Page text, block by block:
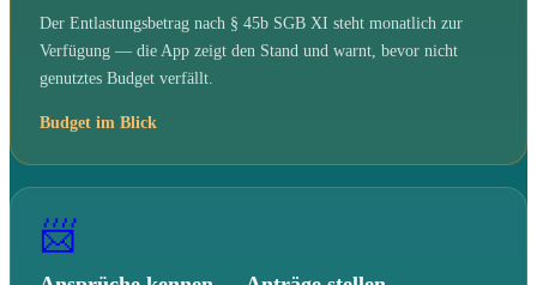
Der Entlastungsbetrag nach § 45b SGB XI steht monatlich zur
Verfügung — die App zeigt den Stand und warnt, bevor nicht
genutztes Budget verfällt.
Budget im Blick
📨